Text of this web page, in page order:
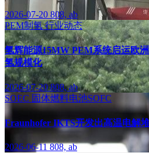
2026-07-20 808, ab
PEM制氢行业动态
氢辉能源15MW PEM系统启运欧
氢规模化
2026-07-20808, ab
SOEC 固体燃料电池SOFC
Fraunhofer IKTS开发出高温电解
2026-06-11808, ab